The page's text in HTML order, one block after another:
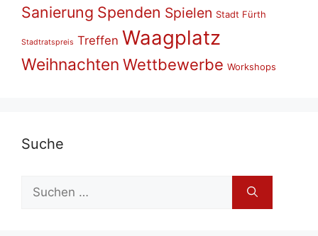
Sanierung Spenden Spielen Stadt Fürth
Stadtratspreis Treffen Waagplatz
Weihnachten Wettbewerbe Workshops
Su­che
Suchen
nach: